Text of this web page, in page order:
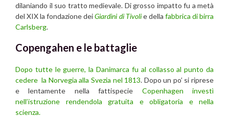
dilaniando il suo tratto medievale. Di grosso impatto fu a metà
del XIX la fondazione deiGiardini di Tivolie della fabbrica di birra
Carlsberg.
Copengahen e le battaglie
Dopo tutte le guerre, la Danimarca fu al collasso al punto da
cedere la Norvegia alla Svezia nel 1813. Dopo un po’ si riprese
e lentamente nella fattispecie Copenhagen investì
nell’istruzione rendendola gratuita e obligatoria e nella
scienza.